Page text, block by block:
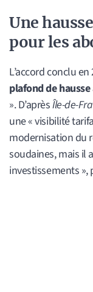
Une
pour les
L’accord conclu
plafond de
». D’aprèsÎle-de-
une « visibilité
modernisation du
soudaines, mais il
investissements »,